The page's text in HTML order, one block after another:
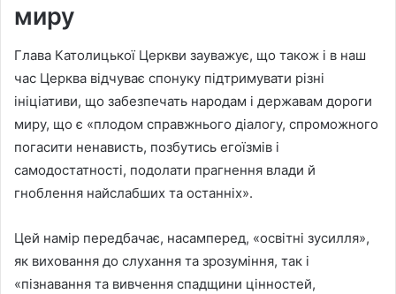
миру
Глава Католицької Церкви зауважує, що також і в наш
час Церква відчуває спонуку підтримувати різні
ініціативи, що забезпечать народам і державам дороги
миру, що є «плодом справжнього діалогу, спроможного
погасити ненависть, позбутись егоїзмів і
самодостатності, подолати прагнення влади й
гноблення найслабших та останніх».
Цей намір передбачає, насамперед, «освітні зусилля»,
як виховання до слухання та зрозуміння, так і
«пізнавання та вивчення спадщини цінностей,